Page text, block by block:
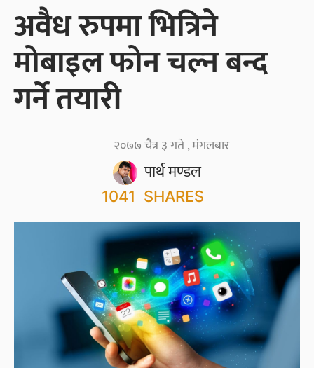
अवैध रुपमा भित्रिने
मोबाइल फोन चल्न बन्द
गर्ने तयारी
पार्थ मण्डल
२०७७ चैत्र ३ गते , मंगलबार
1041 SHARES